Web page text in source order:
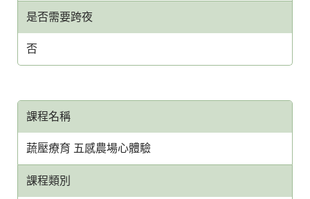
是否需要跨夜
否
課程名稱
蔬壓療育 五感農場心體驗
課程類別